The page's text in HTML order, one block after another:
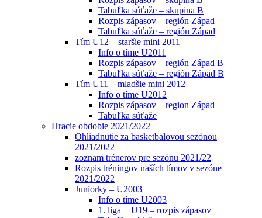
Tabuľka súťaže – skupina B
Rozpis zápasov – región Západ
Tabuľka súťaže – región Západ
Tím U12 – staršie mini 2011
Info o tíme U2011
Rozpis zápasov – región Západ B
Tabuľka súťaže – región Západ B
Tím U11 – mladšie mini 2012
Info o tíme U2012
Rozpis zápasov – region Západ
Tabuľka súťaže
Hracie obdobie 2021/2022
Ohliadnutie za basketbalovou sezónou
2021/2022
zoznam trénerov pre sezónu 2021/22
Rozpis tréningov naších tímov v sezóne
2021/2022
Juniorky – U2003
Info o tíme U2003
1. liga + U19 – rozpis zápasov